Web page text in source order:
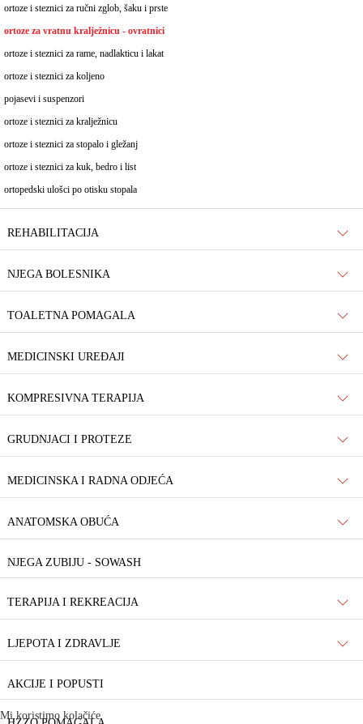
ortoze i steznici za ručni zglob, šaku i prste
ortoze za vratnu kralježnicu - ovratnici
ortoze i steznici za rame, nadlakticu i lakat
ortoze i steznici za koljeno
pojasevi i suspenzori
ortoze i steznici za kralježnicu
ortoze i steznici za stopalo i gležanj
ortoze i steznici za kuk, bedro i list
ortopedski ulošci po otisku stopala
REHABILITACIJA
NJEGA BOLESNIKA
TOALETNA POMAGALA
MEDICINSKI UREĐAJI
KOMPRESIVNA TERAPIJA
GRUDNJACI I PROTEZE
MEDICINSKA I RADNA ODJEĆA
ANATOMSKA OBUĆA
NJEGA ZUBIJU - SOWASH
TERAPIJA I REKREACIJA
LJEPOTA I ZDRAVLJE
AKCIJE I POPUSTI
Mi koristimo kolačiće